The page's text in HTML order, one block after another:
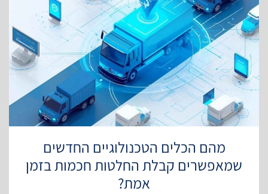
מהם הכלים הטכנולוגיים החדשים
שמאפשרים קבלת החלטות חכמות בזמן
אמת?